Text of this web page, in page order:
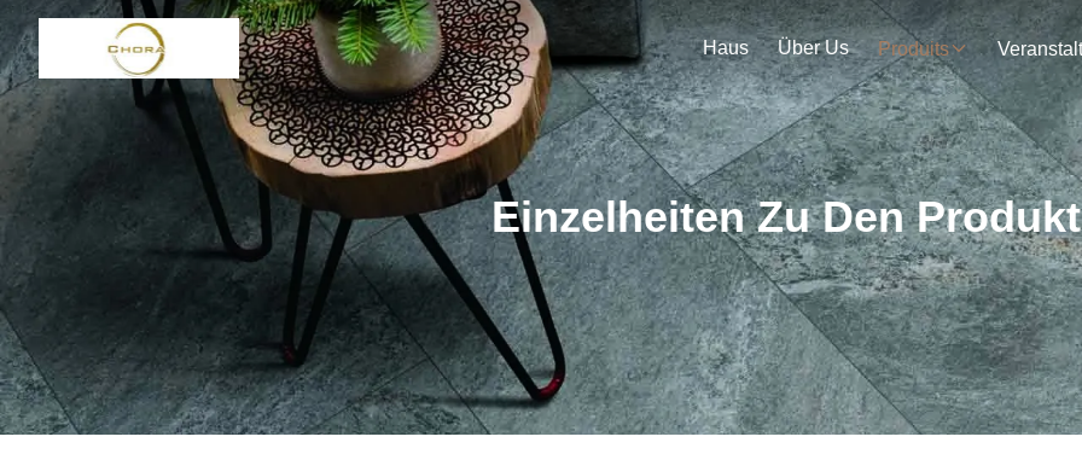
Haus Über Us Produits
Einzelheiten Zu Den